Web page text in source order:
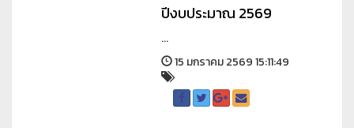
ปีงบประมาณ 2569
...
15 มกราคม 2569 15:11:49